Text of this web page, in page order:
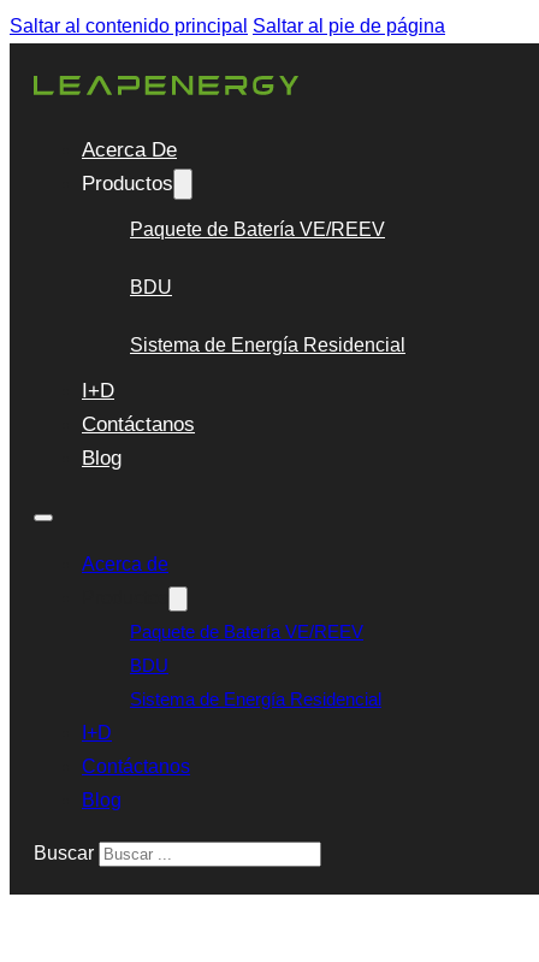
Saltar al contenido principal Saltar al pie de página
Acerca De
Productos
Paquete de Batería VE/REEV
BDU
Sistema de Energía Residencial
I+D
Contáctanos
Blog
Acerca de
Paquete de Batería VE/REEV
BDU
Sistema de Energía Residencial
I+D
Contáctanos
Blog
Buscar